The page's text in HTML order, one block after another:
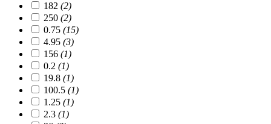
182 (2)
250 (2)
0.75 (15)
4.95 (3)
156 (1)
0.2 (1)
19.8 (1)
100.5 (1)
1.25 (1)
2.3 (1)